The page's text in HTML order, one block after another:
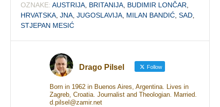
OZNAKE: AUSTRIJA BRITANIJA BUDIMIR LONČAR
HRVATSKA ,JNA ,JUGOSLAVIJA MILAN BANDIĆ ,SAD
STJEPAN MESIĆ
Drago Pilsel Follow
Born in 1962 in Buenos Aires, Argentina. Lives in
Zagreb, Croatia. Journalist and Theologian. Married.
d.pilsel@zamir.net